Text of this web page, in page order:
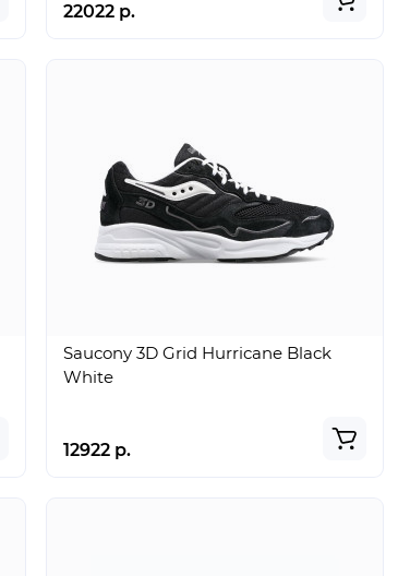
22022 р.
Saucony 3D Grid Hurricane Black
White
12922 р.